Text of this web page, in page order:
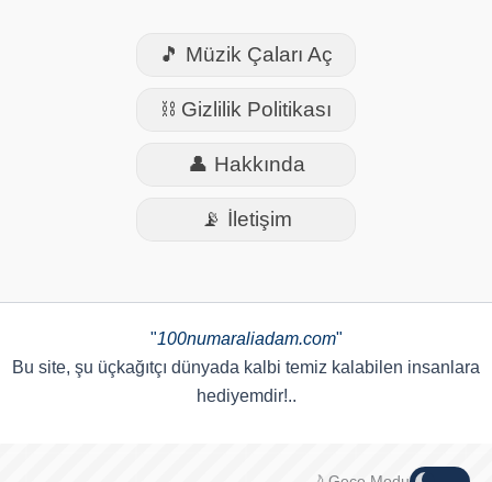
🎵 Müzik Çaları Aç
⛓️ Gizlilik Politikası
👤 Hakkında
📡 İletişim
"100numaraliadam.com"
Bu site, şu üçkağıtçı dünyada kalbi temiz kalabilen insanlara
hediyemdir!..